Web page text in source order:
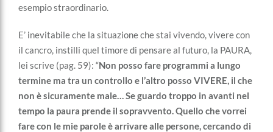
esempio straordinario.
E’ inevitabile che la situazione che stai vivendo, vivere con
il cancro, instilli quel timore di pensare al futuro, la PAURA,
lei scrive (pag. 59): “Non posso fare programmi a lungo
termine ma tra un controllo e l’altro posso VIVERE, il che
non è sicuramente male…Se guardo troppo in avanti nel
tempo la paura prende il sopravvento. Quello che vorrei
fare con le mie parole è arrivare alle persone, cercando di